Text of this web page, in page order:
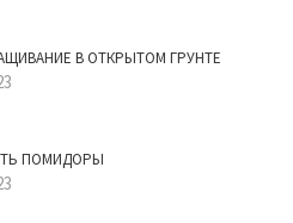
В ОТКРЫТОМ ГРУНТЕ
ПОМИДОРЫ